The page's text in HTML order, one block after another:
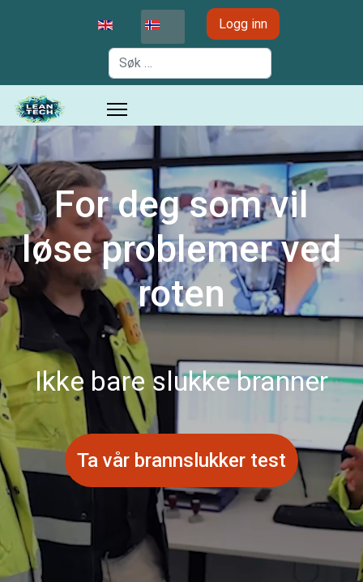
Logg inn
Søk
For deg som vil
løse problemer ved
roten
Ikke bare slukke branner
Ta vår brannslukker test